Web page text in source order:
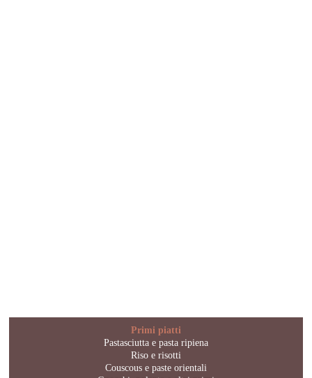
Primi piatti
Pastasciutta e pasta ripiena
Riso e risotti
Couscous e paste orientali